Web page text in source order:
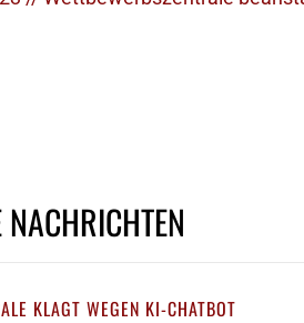
NACHRICHTEN
KLAGT WEGEN KI-CHATBOT